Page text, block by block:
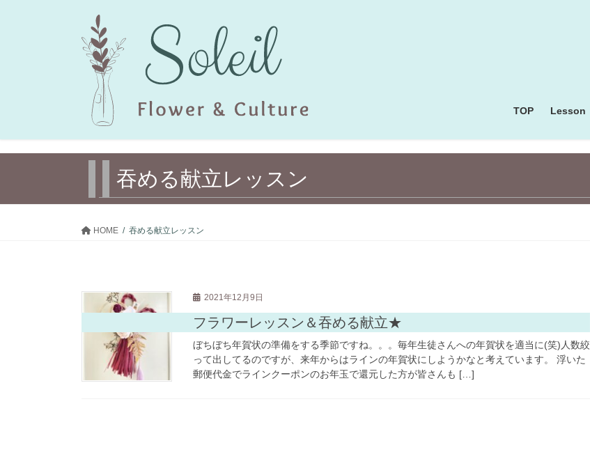
ッ
移
TOP Lesson
吞める献立レッスン
HOME 吞める献立レッスン
2021年12月9日
フラワーレッスン＆吞める献立★
ぼちぼち年賀状の準備をする季節ですね。。。毎年生徒さんへの年賀状を適当に(笑)人数絞
って出してるのですが、来年からはラインの年賀状にしようかなと考えています。 浮いた
郵便代金でラインクーポンのお年玉で還元した方が皆さんも […]